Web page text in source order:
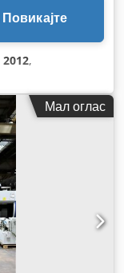
Повикајте
2012,
Мал оглас